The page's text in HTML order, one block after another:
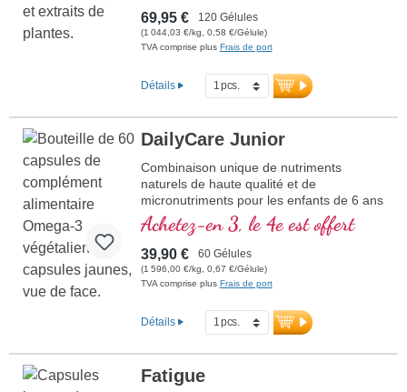
69,95 € 120 Gélules
(1 044,03 €/kg, 0,58 €/Gélule)
TVA comprise plus Frais de port
Détails
DailyCare Junior
Combinaison unique de nutriments
naturels de haute qualité et de
micronutriments pour les enfants de 6 ans
et plus, contenant au total 20 nutriments
essentiels pour votre enfant.
Achetez-en 3, le 4e est offert
39,90 € 60 Gélules
(1 596,00 €/kg, 0,67 €/Gélule)
TVA comprise plus Frais de port
Détails
Fatigue